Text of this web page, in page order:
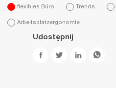
flexibles Büro Trends
Arbeitsplatzergonomie
Udostępnij